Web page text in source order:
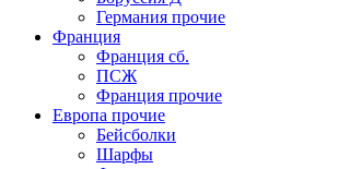
Германия прочие
Франция
Франция сб.
ПСЖ
Франция прочие
Европа прочие
Бейсболки
Шарфы